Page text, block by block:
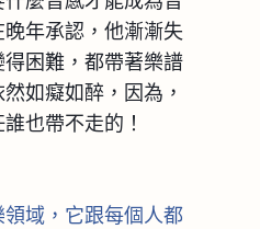
年承認，他漸漸失
困難，都帶著樂譜
如癡如醉，因為，
也帶不走的！
域，它跟每個人都